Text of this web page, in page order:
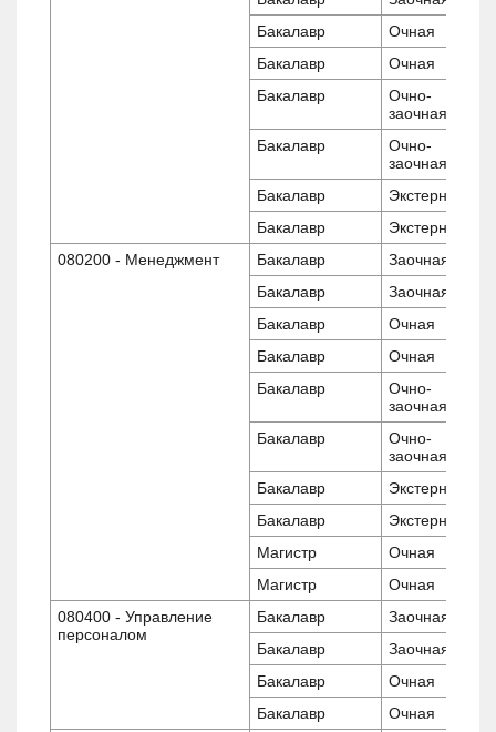
Бакалавр
Очная
Бакалавр
Очная
Бакалавр
Очно-
заочная
Бакалавр
Очно-
заочная
Бакалавр
Экстернат
Бакалавр
Экстернат
080200 - Менеджмент
Бакалавр
Заочная
Бакалавр
Заочная
Бакалавр
Очная
Бакалавр
Очная
Бакалавр
Очно-
заочная
Бакалавр
Очно-
заочная
Бакалавр
Экстернат
Бакалавр
Экстернат
Магистр
Очная
Магистр
Очная
080400 - Управление
персоналом
Бакалавр
Заочная
Бакалавр
Заочная
Бакалавр
Очная
Бакалавр
Очная